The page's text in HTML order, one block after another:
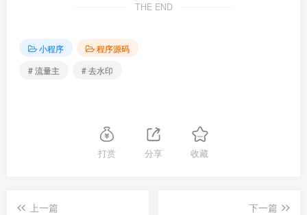
THE END
小程序
程序源码
# 流量主
# 去水印
打赏 分享 收藏
上一篇
下一篇